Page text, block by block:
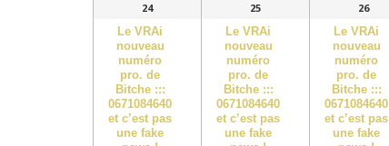
24
Le VRAi
nouveau
numéro
pro. de
Bitche :::
0671084640
et c’est pas
une fake
25
Le VRAi
nouveau
numéro
pro. de
Bitche :::
0671084640
et c’est pas
une fake
26
Le VRAi
nouveau
numéro
pro. de
Bitche :::
0671084640
et c’est pas
une fake